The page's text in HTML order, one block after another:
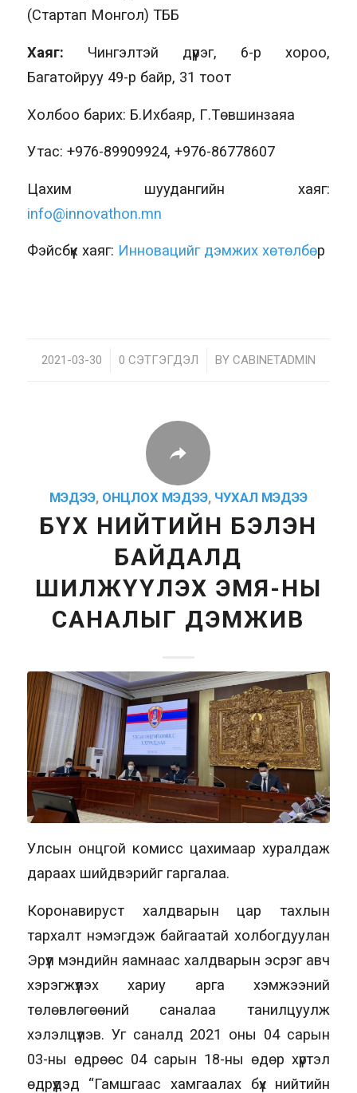
(Стартап Монгол) ТББ
Хаяг: Чингэлтэй дүүрэг, 6-р хороо,
Багатойруу 49-р байр, 31 тоот
Холбоо барих: Б.Ихбаяр, Г.Төвшинзаяа
Утас: +976-89909924, +976-86778607
Цахим шуудангийн хаяг:
info@innovathon.mn
Фэйсбүүк хаяг: Инновацийг дэмжих хөтөлбөр
2021-03-30
/ 0 СЭТГЭГДЭЛ
/ BY CABINETADMIN
МЭДЭЭ, ОНЦЛОХ МЭДЭЭ, ЧУХАЛ МЭДЭЭ
БҮХ НИЙТИЙН БЭЛЭН
БАЙДАЛД
ШИЛЖҮҮЛЭХ ЭМЯ-НЫ
САНАЛЫГ ДЭМЖИВ
Улсын онцгой комисс цахимаар хуралдаж
дараах шийдвэрийг гаргалаа.
Коронавируст халдварын цар тахлын
тархалт нэмэгдэж байгаатай холбогдуулан
Эрүүл мэндийн яамнаас халдварын эсрэг авч
хэрэгжүүлэх хариу арга хэмжээний
төлөвлөгөөний саналаа танилцуулж
хэлэлцүүлэв. Уг саналд 2021 оны 04 сарын
03-ны өдрөөс 04 сарын 18-ны өдөр хүртэл
өдрүүдэд “Гамшгаас хамгаалах бүх нийтийн